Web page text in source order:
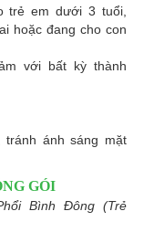
trẻ em dưới 3 tuổi,
hoặc đang cho con
với bất kỳ thành
ánh sáng mặt
GÓI
Bình Đông (Trẻ